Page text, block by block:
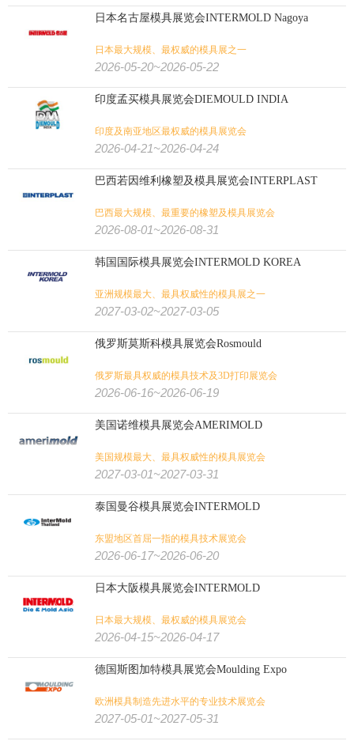
日本名古屋模具展览会INTERMOLD Nagoya
日本最大规模、最权威的模具展之一
2026-05-20~2026-05-22
印度孟买模具展览会DIEMOULD INDIA
印度及南亚地区最权威的模具展览会
2026-04-21~2026-04-24
巴西若因维利橡塑及模具展览会INTERPLAST
巴西最大规模、最重要的橡塑及模具展览会
2026-08-01~2026-08-31
韩国国际模具展览会INTERMOLD KOREA
亚洲规模最大、最具权威性的模具展之一
2027-03-02~2027-03-05
俄罗斯莫斯科模具展览会Rosmould
俄罗斯最具权威的模具技术及3D打印展览会
2026-06-16~2026-06-19
美国诺维模具展览会AMERIMOLD
美国规模最大、最具权威性的模具展览会
2027-03-01~2027-03-31
泰国曼谷模具展览会INTERMOLD
东盟地区首屈一指的模具技术展览会
2026-06-17~2026-06-20
日本大阪模具展览会INTERMOLD
日本最大规模、最权威的模具展览会
2026-04-15~2026-04-17
德国斯图加特模具展览会Moulding Expo
欧洲模具制造先进水平的专业技术展览会
2027-05-01~2027-05-31